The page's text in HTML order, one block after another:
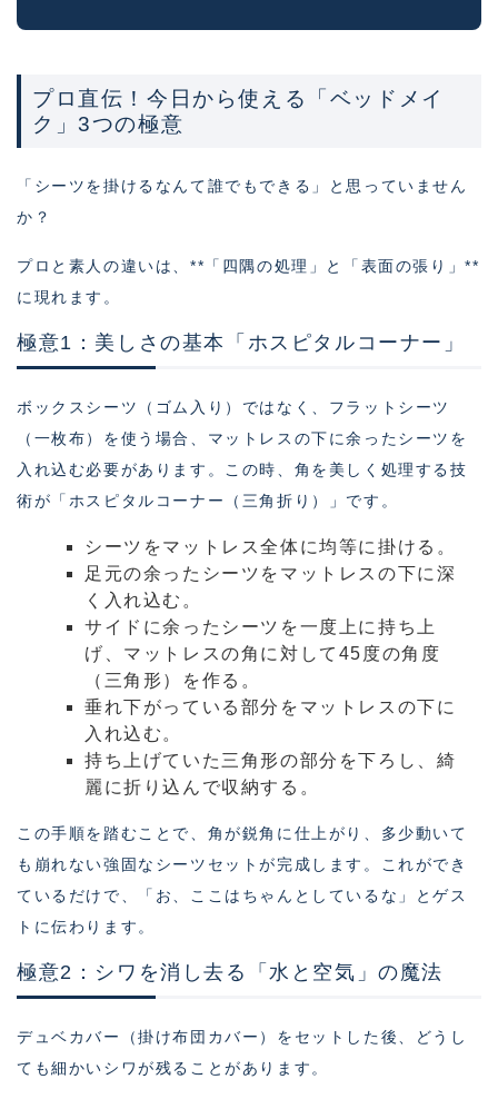
プロ直伝！今日から使える「ベッドメイ
ク」3つの極意
「シーツを掛けるなんて誰でもできる」と思っていません
か？
プロと素人の違いは、**「四隅の処理」と「表面の張り」**
に現れます。
極意1：美しさの基本「ホスピタルコーナー」
ボックスシーツ（ゴム入り）ではなく、フラットシーツ
（一枚布）を使う場合、マットレスの下に余ったシーツを
入れ込む必要があります。この時、角を美しく処理する技
術が「ホスピタルコーナー（三角折り）」です。
シーツをマットレス全体に均等に掛ける。
足元の余ったシーツをマットレスの下に深
く入れ込む。
サイドに余ったシーツを一度上に持ち上
げ、マットレスの角に対して45度の角度
（三角形）を作る。
垂れ下がっている部分をマットレスの下に
入れ込む。
持ち上げていた三角形の部分を下ろし、綺
麗に折り込んで収納する。
この手順を踏むことで、角が鋭角に仕上がり、多少動いて
も崩れない強固なシーツセットが完成します。これができ
ているだけで、「お、ここはちゃんとしているな」とゲス
トに伝わります。
極意2：シワを消し去る「水と空気」の魔法
デュベカバー（掛け布団カバー）をセットした後、どうし
ても細かいシワが残ることがあります。